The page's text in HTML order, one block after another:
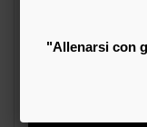
"Allenarsi con